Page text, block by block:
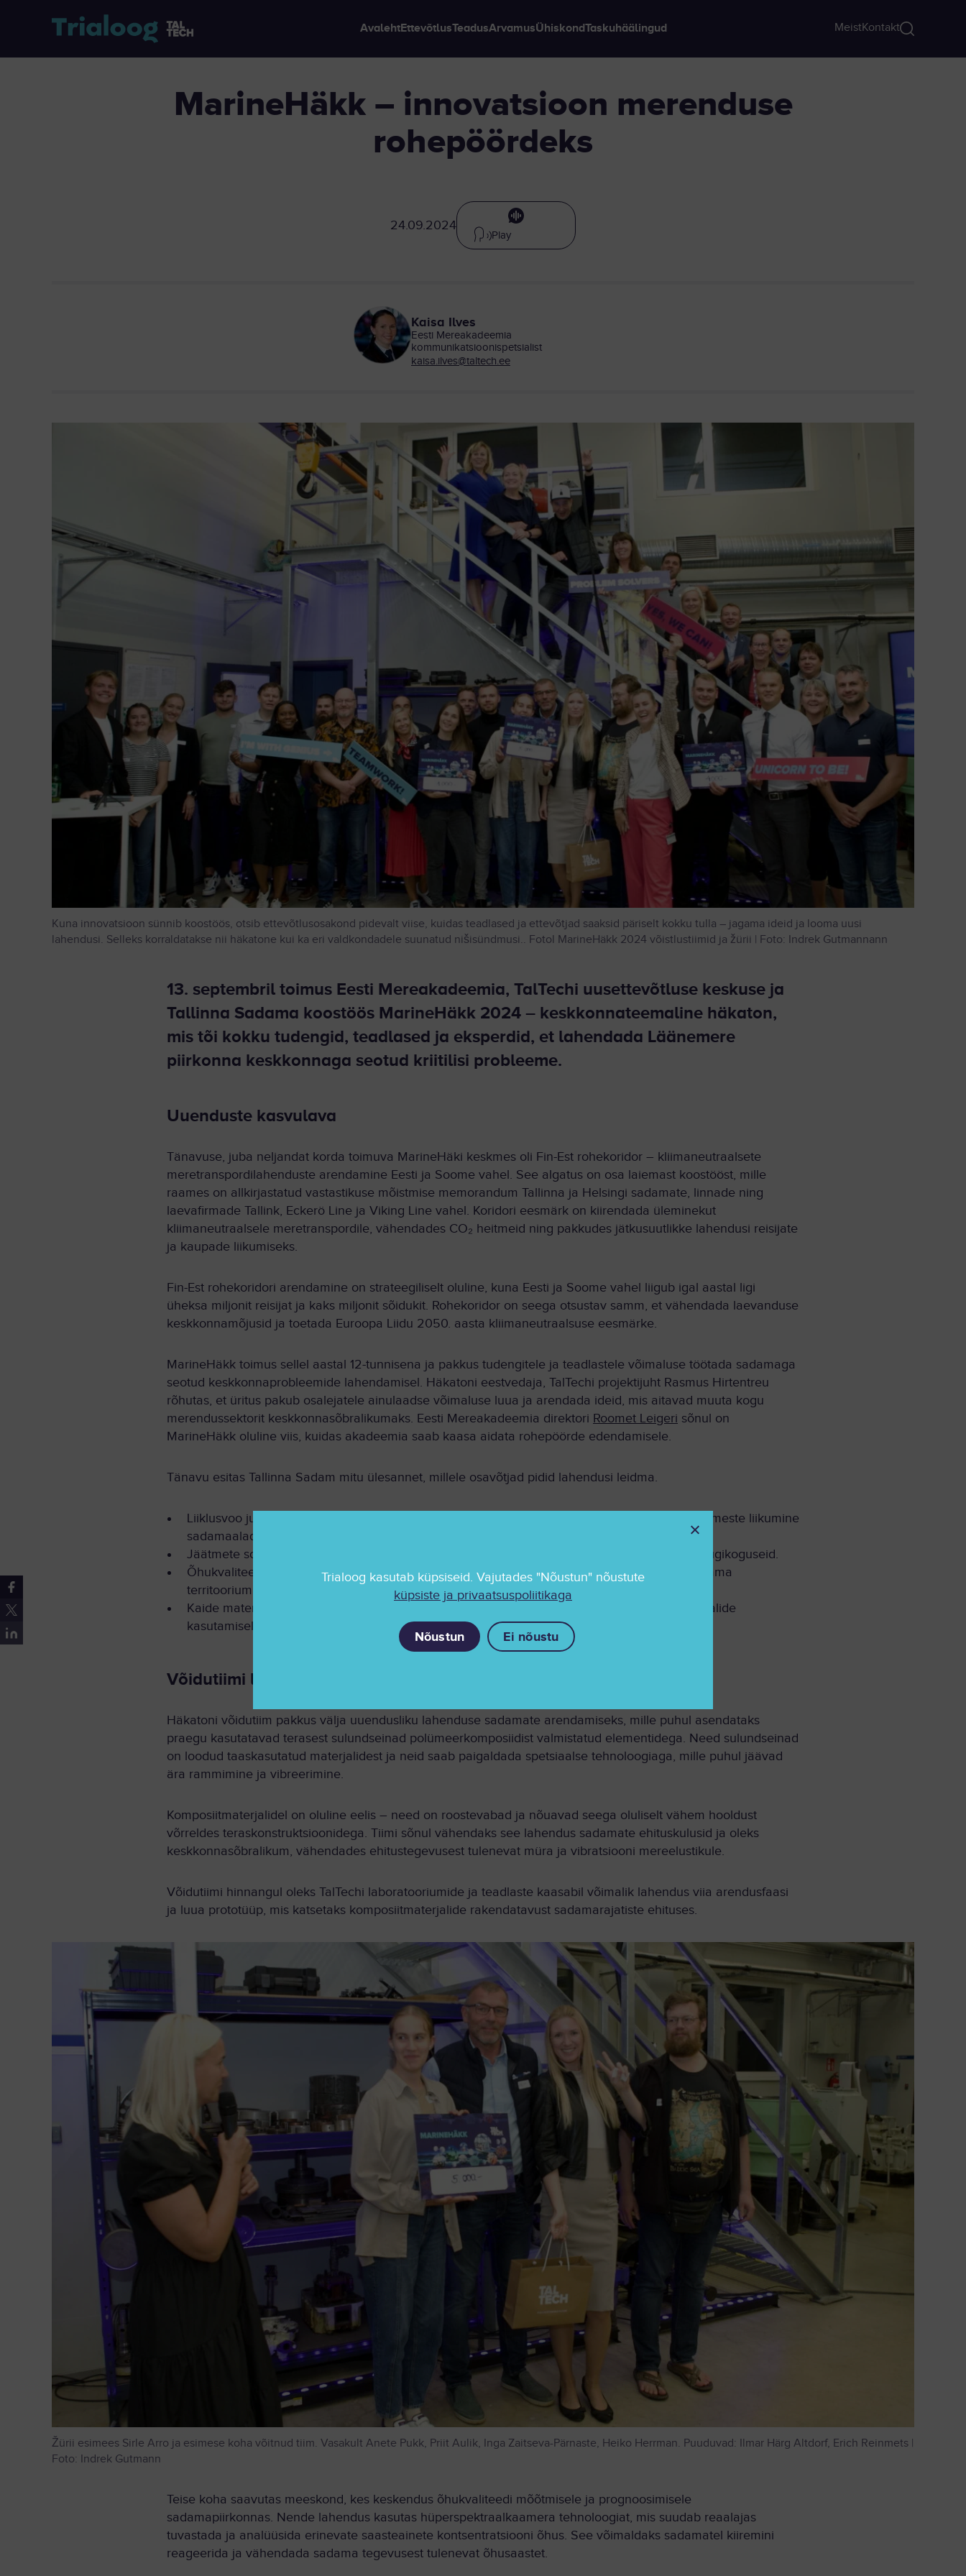
AvalehtEttevõtlusTeadusArvamusÜhiskondTaskuhäälingud MeistKontakt
MarineHäkk – innovatsioon merenduse
rohepöördeks
24.09.2024
Play
Kaisa Ilves
Eesti Mereakadeemia
kommunikatsioonispetsialist
kaisa.ilves@taltech.ee
Kuna innovatsioon sünnib koostöös, otsib ettevõtlusosakond pidevalt viise, kuidas teadlased ja ettevõtjad saaksid päriselt kokku tulla – jagama ideid ja looma uusi
lahendusi. Selleks korraldatakse nii häkatone kui ka eri valdkondadele suunatud nišisündmusi.. Fotol MarineHäkk 2024 võistlustiimid ja žürii | Foto: Indrek Gutmannann
13. septembril toimus Eesti Mereakadeemia, TalTechi uusettevõtluse keskuse ja
Tallinna Sadama koostöös MarineHäkk 2024 – keskkonnateemaline häkaton,
mis tõi kokku tudengid, teadlased ja eksperdid, et lahendada Läänemere
piirkonna keskkonnaga seotud kriitilisi probleeme.
Uuenduste kasvulava
Tänavuse, juba neljandat korda toimuva MarineHäki keskmes oli Fin-Est rohekoridor – kliimaneutraalsete
meretranspordilahenduste arendamine Eesti ja Soome vahel. See algatus on osa laiemast koostööst, mille
raames on allkirjastatud vastastikuse mõistmise memorandum Tallinna ja Helsingi sadamate, linnade ning
laevafirmade Tallink, Eckerö Line ja Viking Line vahel. Koridori eesmärk on kiirendada üleminekut
kliimaneutraalsele meretranspordile, vähendades CO₂ heitmeid ning pakkudes jätkusuutlikke lahendusi reisijate
ja kaupade liikumiseks.
Fin-Est rohekoridori arendamine on strateegiliselt oluline, kuna Eesti ja Soome vahel liigub igal aastal ligi
üheksa miljonit reisijat ja kaks miljonit sõidukit. Rohekoridor on seega otsustav samm, et vähendada laevanduse
keskkonnamõjusid ja toetada Euroopa Liidu 2050. aasta kliimaneutraalsuse eesmärke.
MarineHäkk toimus sellel aastal 12-tunnisena ja pakkus tudengitele ja teadlastele võimaluse töötada sadamaga
seotud keskkonnaprobleemide lahendamisel. Häkatoni eestvedaja, TalTechi projektijuht Rasmus Hirtentreu
rõhutas, et üritus pakub osalejatele ainulaadse võimaluse luua ja arendada ideid, mis aitavad muuta kogu
merendussektorit keskkonnasõbralikumaks. Eesti Mereakadeemia direktori Roomet Leigeri sõnul on
MarineHäkk oluline viis, kuidas akadeemia saab kaasa aidata rohepöörde edendamisele.
Tänavu esitas Tallinna Sadam mitu ülesannet, millele osavõtjad pidid lahendusi leidma.
Liiklusvoo juhtimise ja kergliiklusvahendite kasutamise parandamine sadamates, et muuta inimeste liikumine
sadamaaladel sujuvamaks ja keskkonnasäästlikumaks.
Jäätmete sorteerimise tõhusamaks muutmine, mis aitaks vähendada sadamates tekkinud prügikoguseid.
Õhukvaliteedi mõõtmine ja analüüs, mis võimaldaks jälgida reaalajas saasteainete taset sadama
territooriumil ja vähendada sadamate keskkonnamõju.
Kaide materjalide vastupidavuse suurendamine, mis keskenduks uute ja kestlikumate materjalide
kasutamisele sadamarajatiste ehituses.
Võidutiimi lahendus: polümeerkomposiidist sulundseinad
Häkatoni võidutiim pakkus välja uuendusliku lahenduse sadamate arendamiseks, mille puhul asendataks
praegu kasutatavad terasest sulundseinad polümeerkomposiidist valmistatud elementidega. Need sulundseinad
on loodud taaskasutatud materjalidest ja neid saab paigaldada spetsiaalse tehnoloogiaga, mille puhul jäävad
ära rammimine ja vibreerimine.
Komposiitmaterjalidel on oluline eelis – need on roostevabad ja nõuavad seega oluliselt vähem hooldust
võrreldes teraskonstruktsioonidega. Tiimi sõnul vähendaks see lahendus sadamate ehituskulusid ja oleks
keskkonnasõbralikum, vähendades ehitustegevusest tulenevat müra ja vibratsiooni mereelustikule.
Võidutiimi hinnangul oleks TalTechi laboratooriumide ja teadlaste kaasabil võimalik lahendus viia arendusfaasi
ja luua prototüüp, mis katsetaks komposiitmaterjalide rakendatavust sadamarajatiste ehituses.
Žürii esimees Sirle Arro ja esimese koha võitnud tiim. Vasakult Anete Pukk, Priit Aulik, Inga Zaitseva-Pärnaste, Heiko Herrman. Puuduvad: Ilmar Härg Altdorf, Erich Reinmets |
Foto: Indrek Gutmann
Teise koha saavutas meeskond, kes keskendus õhukvaliteedi mõõtmisele ja prognoosimisele
sadamapiirkonnas. Nende lahendus kasutas hüperspektraalkaamera tehnoloogiat, mis suudab reaalajas
tuvastada ja analüüsida erinevate saasteainete kontsentratsiooni õhus. See võimaldaks sadamatel kiiremini
reageerida ja vähendada sadama tegevusest tulenevat õhusaastet.
Trialoog kasutab küpsiseid. Vajutades "Nõustun" nõustute
küpsiste ja privaatsuspoliitikaga
Nõustun Ei nõustu